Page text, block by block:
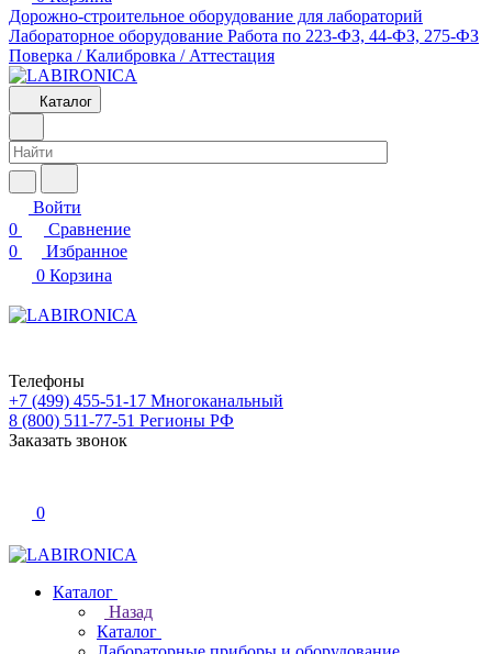
Дорожно-строительное оборудование для лабораторий
Лабораторное оборудование Работа по 223-ФЗ, 44-ФЗ, 275-ФЗ
Поверка / Калибровка / Аттестация
Каталог
Войти
0
Сравнение
0
Избранное
0 Корзина
Телефоны
+7 (499) 455-51-17 Многоканальный
8 (800) 511-77-51 Регионы РФ
Заказать звонок
0
Каталог
Назад
Каталог